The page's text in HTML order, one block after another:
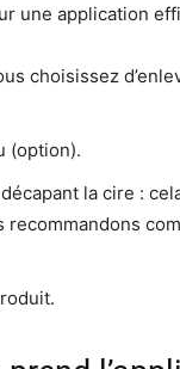
une application
choisissez
(option).
la cire :
recommandons